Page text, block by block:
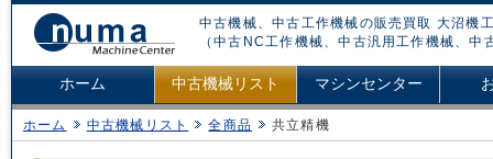
中古機械、中古工作機械の販売買取 大沼機
（中古NC工作機械、中古汎用工作機械、
ホーム 中古機械リスト マシンセンター
ホーム 中古機械リスト 全商品 共立精機